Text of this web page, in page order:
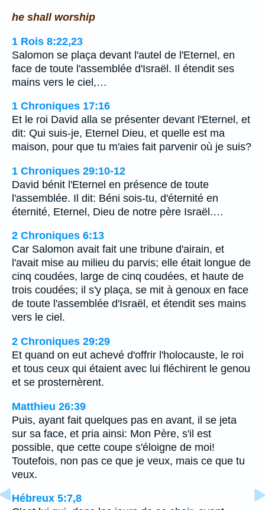
he shall worship
1 Rois 8:22,23
Salomon se plaça devant l'autel de l'Eternel, en
face de toute l'assemblée d'Israël. Il étendit ses
mains vers le ciel,…
1 Chroniques 17:16
Et le roi David alla se présenter devant l'Eternel, et
dit: Qui suis-je, Eternel Dieu, et quelle est ma
maison, pour que tu m'aies fait parvenir où je suis?
1 Chroniques 29:10-12
David bénit l'Eternel en présence de toute
l'assemblée. Il dit: Béni sois-tu, d'éternité en
éternité, Eternel, Dieu de notre père Israël.…
2 Chroniques 6:13
Car Salomon avait fait une tribune d'airain, et
l'avait mise au milieu du parvis; elle était longue de
cinq coudées, large de cinq coudées, et haute de
trois coudées; il s'y plaça, se mit à genoux en face
de toute l'assemblée d'Israël, et étendit ses mains
vers le ciel.
2 Chroniques 29:29
Et quand on eut achevé d'offrir l'holocauste, le roi
et tous ceux qui étaient avec lui fléchirent le genou
et se prosternèrent.
Matthieu 26:39
Puis, ayant fait quelques pas en avant, il se jeta
sur sa face, et pria ainsi: Mon Père, s'il est
possible, que cette coupe s'éloigne de moi!
Toutefois, non pas ce que je veux, mais ce que tu
veux.
Hébreux 5:7,8